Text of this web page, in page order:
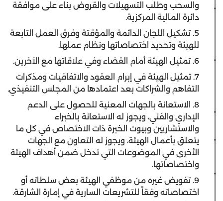
والسحب وطلب التسهيلات والقروض بناء على موافقة
دائرة المالية المركزية.
5. تشكيل اللجان الدائمة والمؤقتة وفرق العمل التابعة
للهيئة وتحديد اختصاصاتها ونظام عملها.
6. تمثيل الهيئة أمام القضاء وفي علاقاتها مع الآخرين.
7. تمثيل الهيئة في إبرام العقود والاتفاقيات ومذكرات
التفاهم والشراكات بعد اعتمادها من المجلس التنفيذي.
8. الاستعانة بالجهات المعنية للحصول على الدعم
الإداري والفني، ويجوز له الاستعانة بالخبراء
والاستشاريين وبيوت الخبرة ذات الاختصاص في كل ما
يتعلق بأعمال الهيئة، ويجوز له التعاون مع الجهات
الأخرى في الموضوعات التي تدخل ضمن أهداف الهيئة
واختصاصاتها.
9. تفويض غيره من موظفي الهيئة بعض سلطاته أو
اختصاصاته وفقاً للتشريعات السارية في إمارة الشارقة.